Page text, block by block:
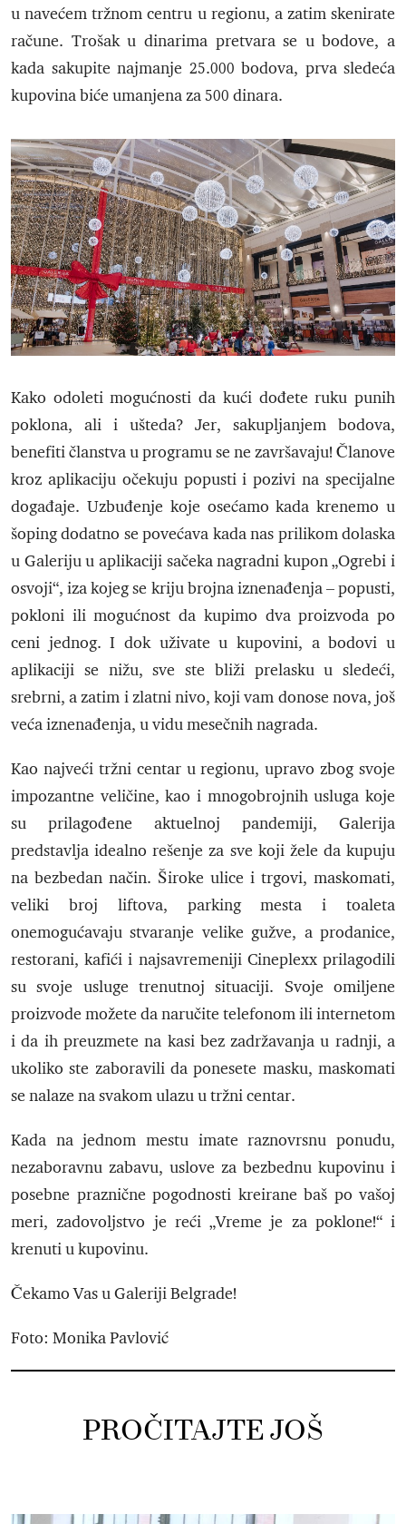
u navećem tržnom centru u regionu, a zatim skenirate
račune. Trošak u dinarima pretvara se u bodove, a
kada sakupite najmanje 25.000 bodova, prva sledeća
kupovina biće umanjena za 500 dinara.
Kako odoleti mogućnosti da kući dođete ruku punih
poklona, ali i ušteda? Jer, sakupljanjem bodova,
benefiti članstva u programu se ne završavaju! Članove
kroz aplikaciju očekuju popusti i pozivi na specijalne
događaje. Uzbuđenje koje osećamo kada krenemo u
šoping dodatno se povećava kada nas prilikom dolaska
u Galeriju u aplikaciji sačeka nagradni kupon „Ogrebi i
osvoji“, iza kojeg se kriju brojna iznenađenja – popusti,
pokloni ili mogućnost da kupimo dva proizvoda po
ceni jednog. I dok uživate u kupovini, a bodovi u
aplikaciji se nižu, sve ste bliži prelasku u sledeći,
srebrni, a zatim i zlatni nivo, koji vam donose nova, još
veća iznenađenja, u vidu mesečnih nagrada.
Kao najveći tržni centar u regionu, upravo zbog svoje
impozantne veličine, kao i mnogobrojnih usluga koje
su prilagođene aktuelnoj pandemiji, Galerija
predstavlja idealno rešenje za sve koji žele da kupuju
na bezbedan način. Široke ulice i trgovi, maskomati,
veliki broj liftova, parking mesta i toaleta
onemogućavaju stvaranje velike gužve, a prodanice,
restorani, kafići i najsavremeniji Cineplexx prilagodili
su svoje usluge trenutnoj situaciji. Svoje omiljene
proizvode možete da naručite telefonom ili internetom
i da ih preuzmete na kasi bez zadržavanja u radnji, a
ukoliko ste zaboravili da ponesete masku, maskomati
se nalaze na svakom ulazu u tržni centar.
Kada na jednom mestu imate raznovrsnu ponudu,
nezaboravnu zabavu, uslove za bezbednu kupovinu i
posebne praznične pogodnosti kreirane baš po vašoj
meri, zadovoljstvo je reći „Vreme je za poklone!“ i
krenuti u kupovinu.
Čekamo Vas u Galeriji Belgrade!
Foto: Monika Pavlović
PROČITAJTE JOŠ